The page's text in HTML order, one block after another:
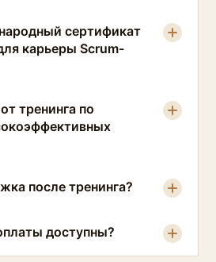
сертификат
карьеры Scrum-
тренинга по
после тренинга?
доступны?